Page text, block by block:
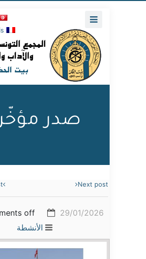
صدر
Next post
29/01/2026
off
الأنشطة